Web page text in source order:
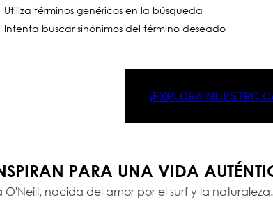
Utiliza términos genéricos en la búsqueda
Intenta buscar sinónimos del término deseado
¡EXPLORA NUESTRO
PARA UNA VIDA
O'Neill, nacida del amor por el surf y la